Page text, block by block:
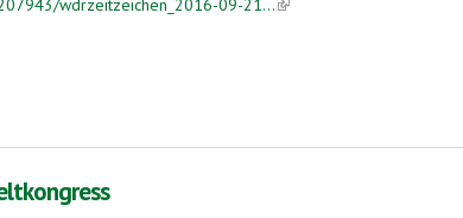
wdrzeitzeichen_2016-09-21...(link is external)